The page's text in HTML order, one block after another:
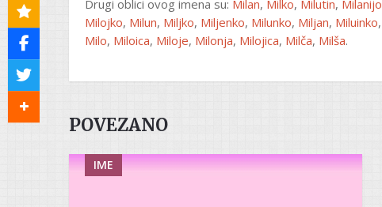
Drugi oblici ovog imena su: Milan, Milko, Milutin, Milanijo
Milojko, Milun, Miljko, Miljenko, Milunko, Miljan, Miluinko,
Milo, Miloica, Miloje, Milonja, Milojica, Milča, Milša.
POVEZANO
IME